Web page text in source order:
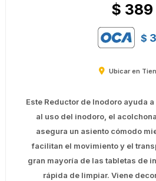
$ 389
$
Ubicar en
Este Reductor de Inodoro ayuda
al uso del inodoro, el
asegura un asiento cómodo
facilitan el movimiento y el
gran mayoría de las tabletas de
rápida de limpiar. Viene